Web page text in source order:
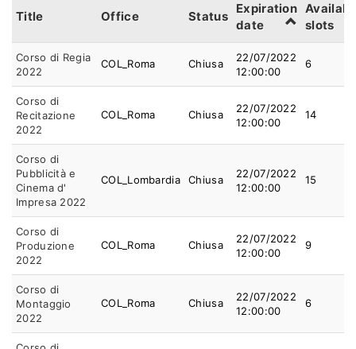
Title Office Status
Expiration
date
slots
Corso di Regia
2022
COL_Roma Chiusa
22/07/2022
12:00:00
6
Corso di
Recitazione
2022
COL_Roma Chiusa
22/07/2022
12:00:00
14
Corso di
Pubblicità e
Cinema d'
Impresa 2022
COL_Lombardia Chiusa
22/07/2022
12:00:00
15
Corso di
Produzione
2022
COL_Roma Chiusa
22/07/2022
12:00:00
9
Corso di
Montaggio
2022
COL_Roma Chiusa
22/07/2022
12:00:00
6